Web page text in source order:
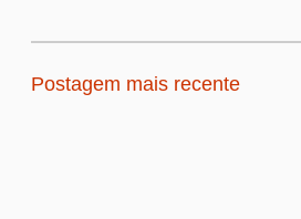
Postagem mais recente